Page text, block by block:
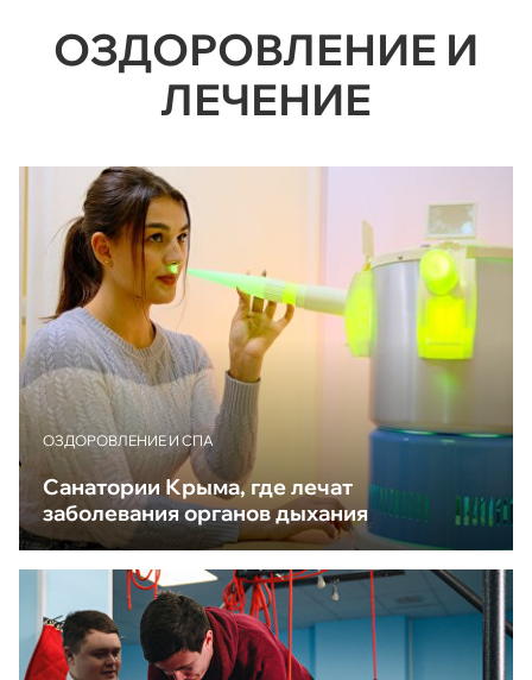
ОЗДОРОВЛЕНИЕ И
ЛЕЧЕНИЕ
ОЗДОРОВЛЕНИЕ И СПА
Санатории Крыма, где лечат
заболевания органов дыхания